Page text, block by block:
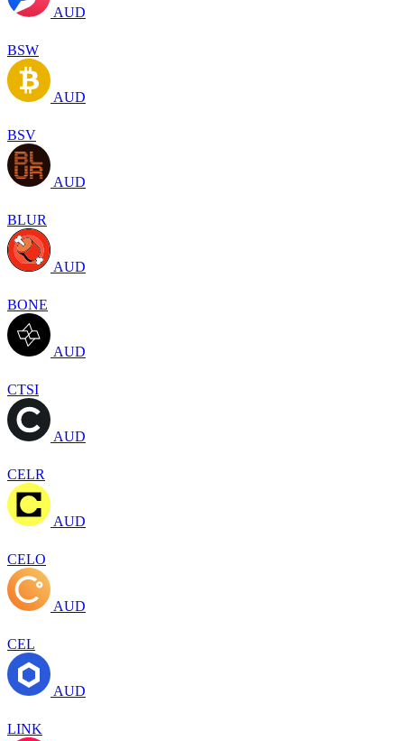
AUD
BSW
AUD
BSV
AUD
BLUR
AUD
BONE
AUD
CTSI
AUD
CELR
AUD
CELO
AUD
CEL
AUD
LINK